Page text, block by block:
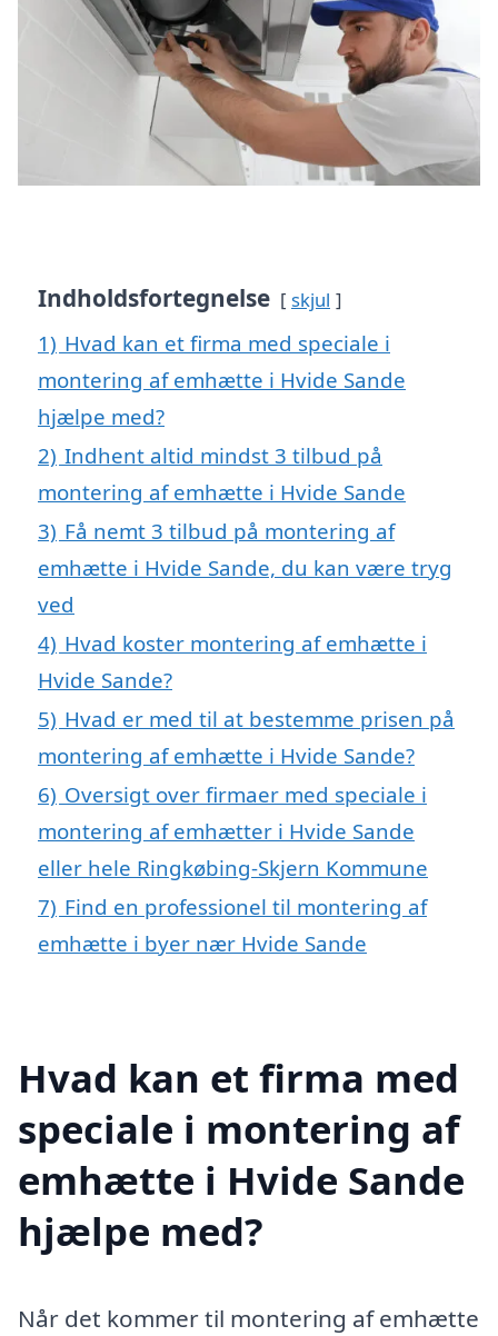
Indholdsfortegnelse skjul
1) Hvad kan et firma med speciale i
montering af emhætte i Hvide Sande
hjælpe med?
2) Indhent altid mindst 3 tilbud på
montering af emhætte i Hvide Sande
3) Få nemt 3 tilbud på montering af
emhætte i Hvide Sande, du kan være tryg
ved
4) Hvad koster montering af emhætte i
Hvide Sande?
5) Hvad er med til at bestemme prisen på
montering af emhætte i Hvide Sande?
6) Oversigt over firmaer med speciale i
montering af emhætter i Hvide Sande
eller hele Ringkøbing-Skjern Kommune
7) Find en professionel til montering af
emhætte i byer nær Hvide Sande
Hvad kan et firma med
speciale i montering af
emhætte i Hvide Sande
hjælpe med?
Når det kommer til montering af emhætte